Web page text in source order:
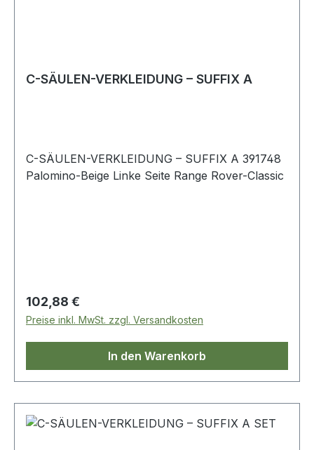
C-SÄULEN-VERKLEIDUNG – SUFFIX A
C-SÄULEN-VERKLEIDUNG – SUFFIX A 391748
Palomino-Beige Linke Seite Range Rover-Classic
Regulärer Preis:
102,88 €
Preise inkl. MwSt. zzgl. Versandkosten
In den Warenkorb